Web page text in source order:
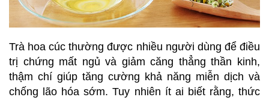
Trà hoa cúc thường được nhiều người dùng để điều
trị chứng mất ngủ và giảm căng thẳng thần kinh,
thậm chí giúp tăng cường khả năng miễn dịch và
chống lão hóa sớm. Tuy nhiên ít ai biết rằng, thức